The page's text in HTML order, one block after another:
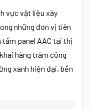
vực vật liệu xây
những đơn vị tiên
tấm panel AAC tại thị
hàng trăm công
xanh hiện đại, bền